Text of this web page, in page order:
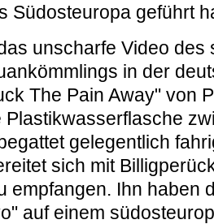
Südosteuropa geführt
unscharfe Video des
in der
The Pain Away" von
Plastikwasserflasche
gelegentlich
sich mit
empfangen. Ihn haben
auf einem